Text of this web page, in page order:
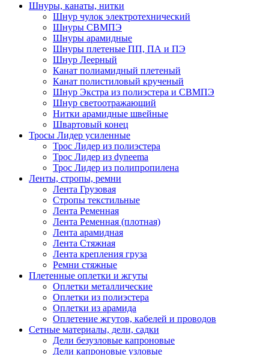
Шнуры, канаты, нитки
Шнур чулок электротехнический
Шнуры СВМПЭ
Шнуры арамидные
Шнуры плетеные ПП, ПА и ПЭ
Шнур Леерный
Канат полиамидный плетеный
Канат полистиловый крученый
Шнур Экстра из полиэстера и СВМПЭ
Шнур светоотражающий
Нитки арамидные швейные
Швартовый конец
Тросы Лидер усиленные
Трос Лидер из полиэстера
Трос Лидер из dyneema
Трос Лидер из полипропилена
Ленты, стропы, ремни
Лента Грузовая
Стропы текстильные
Лента Ременная
Лента Ременная (плотная)
Лента арамидная
Лента Стяжная
Лента крепления груза
Ремни стяжные
Плетенные оплетки и жгуты
Оплетки металлические
Оплетки из полиэстера
Оплетки из арамида
Оплетение жгутов, кабелей и проводов
Сетные материалы, дели, садки
Дели безузловые капроновые
Дели капроновые узловые